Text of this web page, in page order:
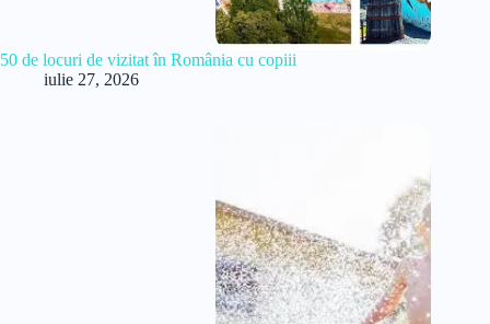
50 de locuri de vizitat în România cu copiii
iulie 27, 2026